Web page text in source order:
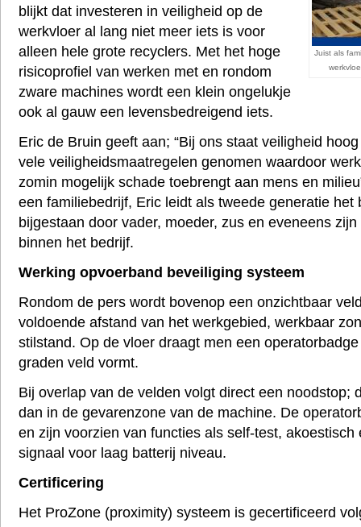
Juist als
blijkt dat investeren in veiligheid op de
werkvloer al lang niet meer iets is voor
alleen hele grote recyclers. Met het hoge
risicoprofiel van werken met en rondom
zware machines wordt een klein ongelukje
ook al gauw een levensbedreigend iets.
Eric de Bruin geeft aan; “Bij ons staat veiligheid
vele veiligheidsmaatregelen genomen waardoor
zomin mogelijk schade toebrengt aan mens en
een familiebedrijf, Eric leidt als tweede generatie het
bijgestaan door vader, moeder, zus en eveneens
binnen het bedrijf.
Werking opvoerband beveiliging systeem
Rondom de pers wordt bovenop een onzichtbaar
voldoende afstand van het werkgebied, werkbaar
stilstand. Op de vloer draagt men een
graden veld vormt.
Bij overlap van de velden volgt direct een noodstop;
dan in de gevarenzone van de machine. De
en zijn voorzien van functies als self-test, akoestisch
signaal voor laag batterij niveau.
Certificering
Het ProZone (proximity) systeem is gecertificeerd